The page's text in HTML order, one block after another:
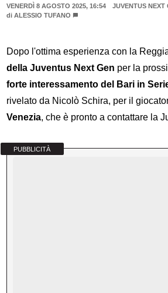
VENERDÌ 8 AGOSTO 2025, 16:54
JUVENTUS NEXT
di ALESSIO TUFANO
Dopo l'ottima esperienza con la
della Juventus Next Gen per la
forte interessamento del Bari in
rivelato da Nicolò Schira, per il
Venezia, che è pronto a contattare la
PUBBLICITÀ